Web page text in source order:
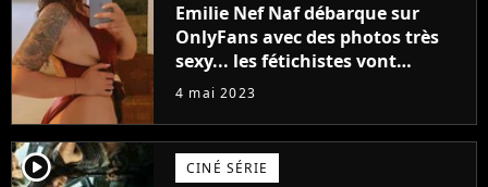
Emilie Nef Naf débarque sur
OnlyFans avec des photos très
sexy... les fétichistes vont
prendre leur pied !
4 mai 2023
player2 CINÉ SÉRIE